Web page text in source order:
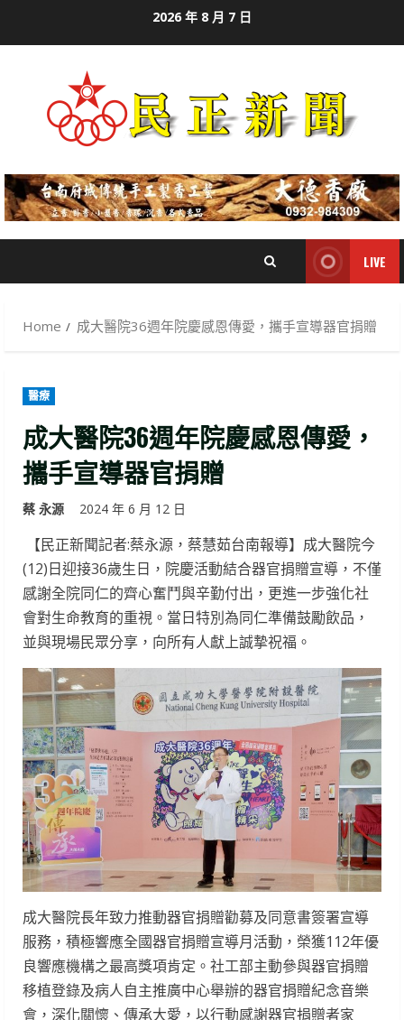
2026 年 8 月 7 日
LIVE
Home 成大醫院36週年院慶感恩傳愛，攜手宣導器官捐贈
醫療
成大醫院36週年院慶感恩傳愛，
攜手宣導器官捐贈
蔡 永源 2024 年 6 月 12 日
【民正新聞記者:蔡永源，蔡慧茹台南報導】成大醫院今
(12)日迎接36歲生日，院慶活動結合器官捐贈宣導，不僅
感謝全院同仁的齊心奮鬥與辛勤付出，更進一步強化社
會對生命教育的重視。當日特別為同仁準備鼓勵飲品，
並與現場民眾分享，向所有人獻上誠摯祝福。
成大醫院長年致力推動器官捐贈勸募及同意書簽署宣導
服務，積極響應全國器官捐贈宣導月活動，榮獲112年優
良響應機構之最高獎項肯定。社工部主動參與器官捐贈
移植登錄及病人自主推廣中心舉辦的器官捐贈紀念音樂
會，深化關懷、傳承大愛，以行動感謝器官捐贈者家